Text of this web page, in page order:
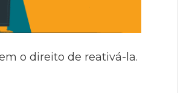
o direito de reativá-la.